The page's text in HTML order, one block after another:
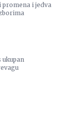
promena i jedva
ukupan